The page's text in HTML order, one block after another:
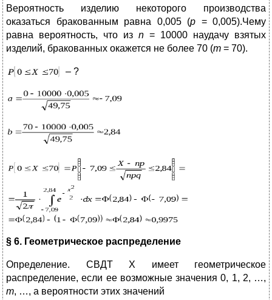
Вероятность изделию некоторого производства
оказаться бракованным равна 0,005 (p = 0,005).Чему
равна вероятность, что из n = 10000 наудачу взятых
изделий, бракованных окажется не более 70 (m = 70).
– ?
§ 6. Геометрическое распределение
Определение. СВДТ Х имеет геометрическое
распределение, если ее возможные значения 0, 1, 2, …,
m, …, а вероятности этих значений